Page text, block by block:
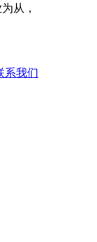
从，
系我们